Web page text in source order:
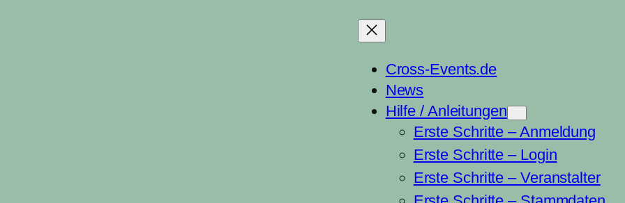
Cross-Events.de
News
Hilfe / Anleitungen
Erste Schritte – Anmeldung
Erste Schritte – Login
Erste Schritte – Veranstalter